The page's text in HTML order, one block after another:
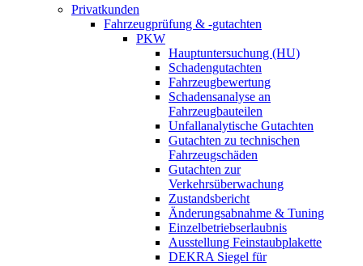
Privatkunden
Fahrzeugprüfung & -gutachten
PKW
Hauptuntersuchung (HU)
Schadengutachten
Fahrzeugbewertung
Schadensanalyse an
Fahrzeugbauteilen
Unfallanalytische Gutachten
Gutachten zu technischen
Fahrzeugschäden
Gutachten zur
Verkehrsüberwachung
Zustandsbericht
Änderungsabnahme & Tuning
Einzelbetriebserlaubnis
Ausstellung Feinstaubplakette
DEKRA Siegel für